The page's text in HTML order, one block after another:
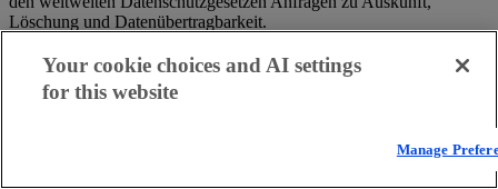
Löschung und Datenübertragbarkeit.
Details anzeigen
Anbieter-Rahmenvertrag Akamai Cloud
Your cookie choices and AI settings
for this website
Manage